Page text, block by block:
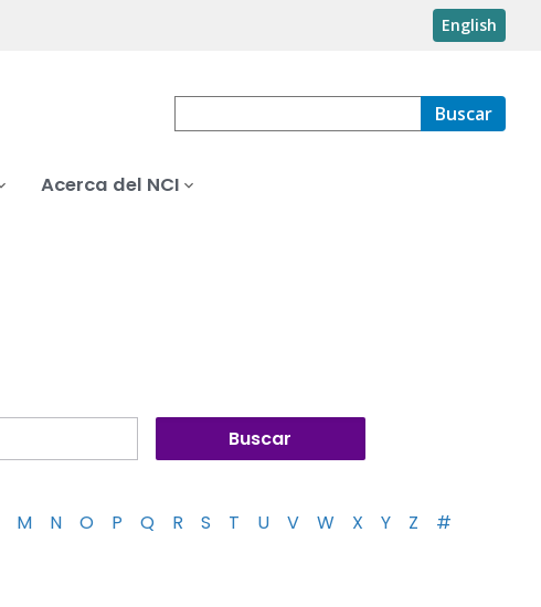
English
Buscar
Acerca del NCI
M N O P Q R S T U V W X Y Z #